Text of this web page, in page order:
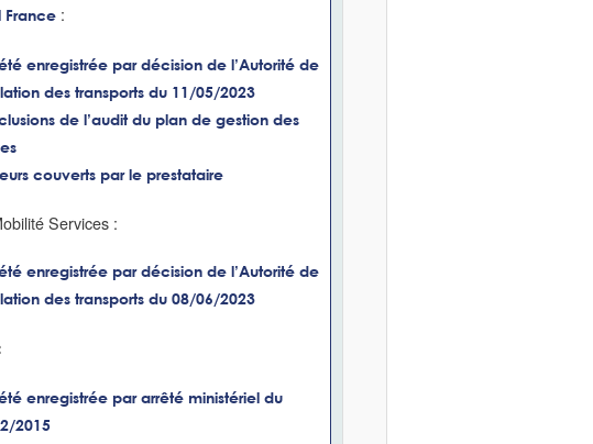
France :
enregistrée par décision de l’Autorité de
des transports du 11/05/2023
de l’audit du plan de gestion des
couverts par le prestataire
Services :
enregistrée par décision de l’Autorité de
des transports du 08/06/2023
enregistrée par arrêté ministériel du
2015